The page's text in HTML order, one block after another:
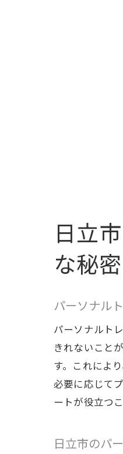
日立
な秘密
パーソナル
パーソナルト
きれないこと
す。これによ
必要に応じて
ートが役立つ
日立市のパ